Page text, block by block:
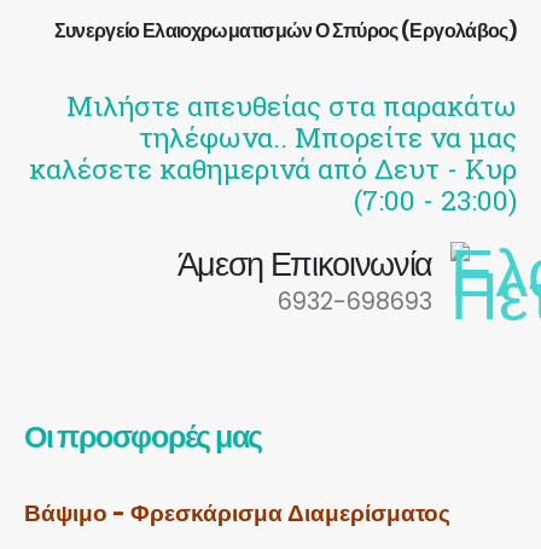
Συνεργείο Ελαιοχρωματισμών Ο Σπύρος (Εργολάβος)
Μιλήστε απευθείας στα παρακάτω
τηλέφωνα.. Μπορείτε να μας
καλέσετε καθημερινά από Δευτ - Κυρ
(7:00 - 23:00)
Άμεση Επικοινωνία
6932-698693
Οι προσφορές μας
Βάψιμο - Φρεσκάρισμα Διαμερίσματος